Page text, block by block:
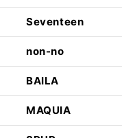
Seventeen
non-no
BAILA
MAQUIA